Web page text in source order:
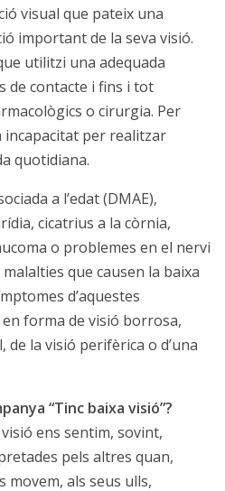
visual que pateix una
important de la seva visió.
utilitzi una adequada
de contacte i fins i tot
o cirurgia. Per
per realitzar
quotidiana.
a l’edat (DMAE),
cicatrius a la còrnia,
o problemes en el nervi
que causen la baixa
d’aquestes
forma de visió borrosa,
de la visió perifèrica o d’una
“Tinc baixa visió”?
ens sentim, sovint,
pels altres quan,
movem, als seus ulls,